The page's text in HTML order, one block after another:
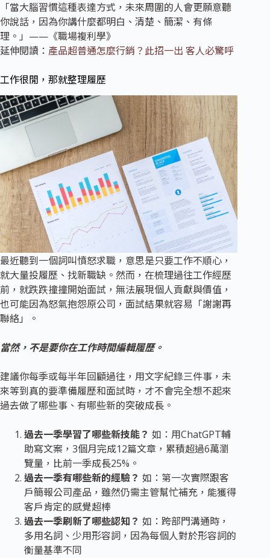
「當大腦習慣這種表達方式，未來周圍的人會更願意聽
你說話，因為你講什麼都明白、清楚、簡潔、有條
理。」——《職場複利學》
延伸閱讀： 產品超普通怎麼行銷？此招一出 客人必驚呼
工作很閒，那就整理履歷
最近聽到一個詞叫憤怒求職，意思是只要工作不順心，
就大量投履歷、找新職缺。然而，在梳理過往工作經歷
前，就跌跌撞撞開始面試，無法展現個人貢獻與價值，
也可能因為怒氣抱怨原公司，面試結果就容易「謝謝再
聯絡」。
當然，不是要你在工作時間編輯履歷。
建議你每季或每半年回顧過往，用文字紀錄三件事，未
來等到真的要準備履歷和面試時，才不會完全想不起來
過去做了哪些事、有哪些新的突破成長。
過去一季學習了哪些新技能？ 如：用ChatGPT輔
助寫文案，3個月完成12篇文章，累積超過6萬瀏
覽量，比前一季成長25%。
過去一季有哪些新的經驗？ 如：第一次實際跟客
戶簡報公司產品，雖然仍需主管幫忙補充，能獲得
客戶肯定的感覺超棒
過去一季刷新了哪些認知？ 如：跨部門溝通時，
多用名詞、少用形容詞，因為每個人對於形容詞的
衡量基準不同